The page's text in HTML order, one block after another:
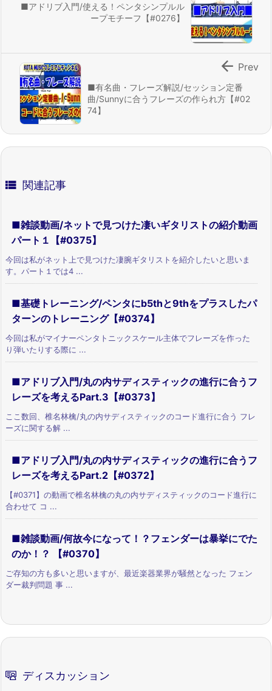
■アドリブ入門/使える！ペンタシンプルル
ープモチーフ【#0276】
■有名曲・フレーズ解説/セッション定番
曲/Sunnyに合うフレーズの作られ方【#02
74】
 Prev
 関連記事
■雑談動画/ネットで見つけた凄いギタリストの紹介動画
パート１【#0375】
今回は私がネット上で見つけた凄腕ギタリストを紹介したいと思いま
す。パート１では4 ...
■基礎トレーニング/ペンタにb5thと9thをプラスしたパ
ターンのトレーニング【#0374】
今回は私がマイナーペンタトニックスケール主体でフレーズを作った
り弾いたりする際に ...
■アドリブ入門/丸の内サディスティックの進行に合うフ
レーズを考えるPart.3【#0373】
ここ数回、椎名林檎/丸の内サディスティックのコード進行に合う フレ
ーズに関する解 ...
■アドリブ入門/丸の内サディスティックの進行に合うフ
レーズを考えるPart.2【#0372】
【#0371】の動画で椎名林檎の丸の内サディスティックのコード進行に
合わせて コ ...
■雑談動画/何故今になって！？フェンダーは暴挙にでた
のか！？ 【#0370】
ご存知の方も多いと思いますが、最近楽器業界が騒然となった フェン
ダー裁判問題 事 ...
ディスカッション